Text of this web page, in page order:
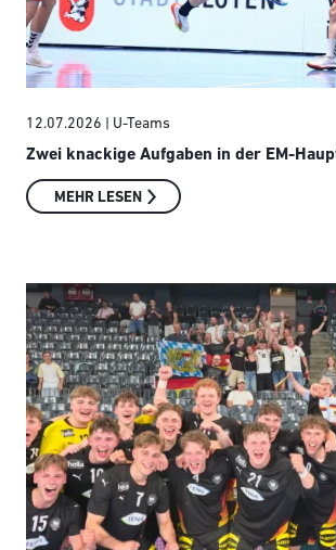
12.07.2026 | U-Teams
Zwei knackige Aufgaben in der EM-
MEHR LESEN